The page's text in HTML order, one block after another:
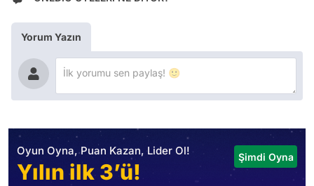
Yorum Yazın
Oyun Oyna, Puan Kazan, Lider Ol!
Yılın ilk 3’ü!
Şimdi Oyna